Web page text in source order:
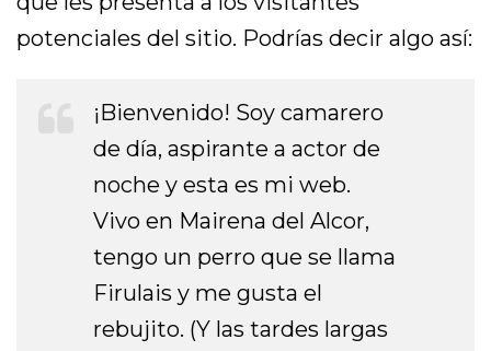
potenciales del sitio. Podrías decir algo así:
¡Bienvenido! Soy camarero
de día, aspirante a actor de
noche y esta es mi web.
Vivo en Mairena del Alcor,
tengo un perro que se llama
Firulais y me gusta el
rebujito. (Y las tardes largas